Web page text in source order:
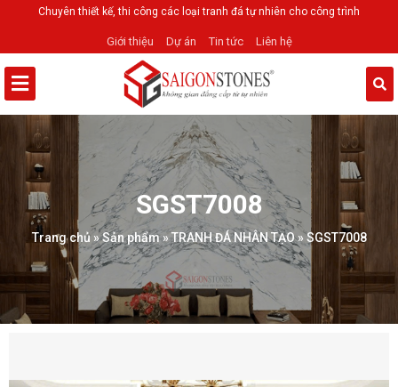
Chuyên thiết kế, thi công các loại tranh đá tự nhiên cho công trình
Giới thiệu Dự án Tin tức Liên hệ
SGST7008
Trang chủ»Sản phẩm»TRANH ĐÁ NHÂN TẠO»SGST7008